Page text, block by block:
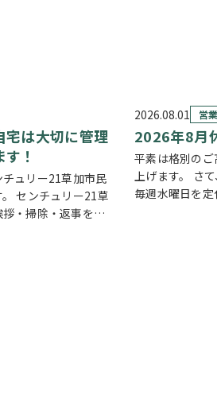
宅は大切に管理
！
ュリー21草加市民
センチュリー21草
・掃除・返事を大
2026.08.01 営
2026年8月
平素は格別の
上げます。 さ
毎週水曜日を